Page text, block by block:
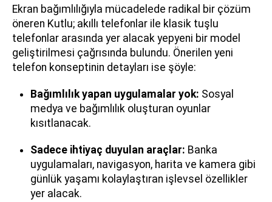
Ekran bağımlılığıyla mücadelede radikal bir çözüm
öneren Kutlu; akıllı telefonlar ile klasik tuşlu
telefonlar arasında yer alacak yepyeni bir model
geliştirilmesi çağrısında bulundu. Önerilen yeni
telefon konseptinin detayları ise şöyle:
Bağımlılık yapan uygulamalar yok: Sosyal
medya ve bağımlılık oluşturan oyunlar
kısıtlanacak.
Sadece ihtiyaç duyulan araçlar: Banka
uygulamaları, navigasyon, harita ve kamera gibi
günlük yaşamı kolaylaştıran işlevsel özellikler
yer alacak.